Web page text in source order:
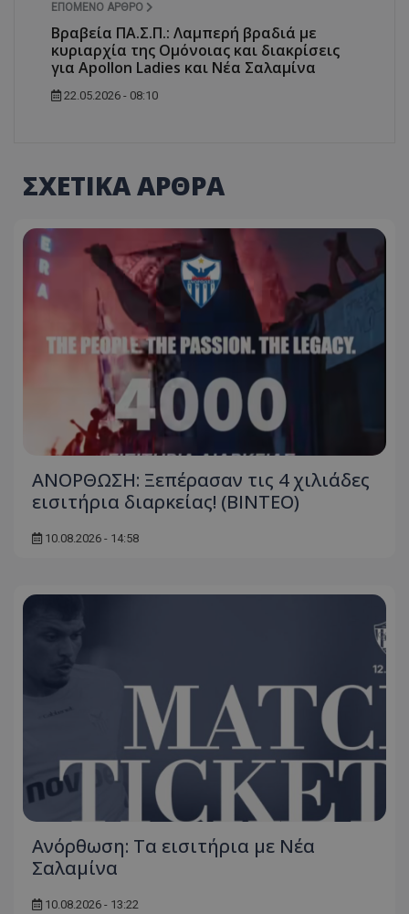
ΕΠΌΜΕΝΟ ΆΡΘΡΟ
Βραβεία ΠΑ.Σ.Π.: Λαμπερή βραδιά με
κυριαρχία της Ομόνοιας και διακρίσεις
για Apollon Ladies και Νέα Σαλαμίνα
22.05.2026 - 08:10
ΣΧΕΤΙΚΑ ΑΡΘΡΑ
ΑΝΟΡΘΩΣΗ: Ξεπέρασαν τις 4 χιλιάδες
εισιτήρια διαρκείας! (ΒΙΝΤΕΟ)
10.08.2026 - 14:58
Ανόρθωση: Τα εισιτήρια με Νέα
Σαλαμίνα
10.08.2026 - 13:22